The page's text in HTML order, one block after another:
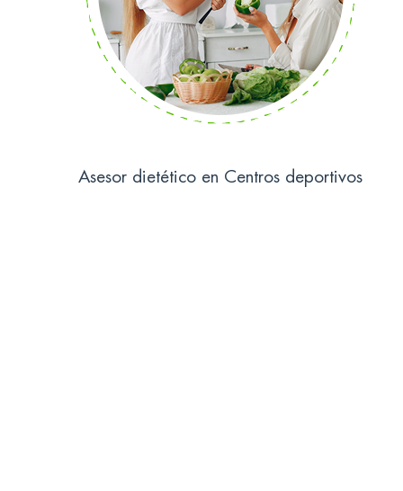
Asesor dietético en Centros deportivos